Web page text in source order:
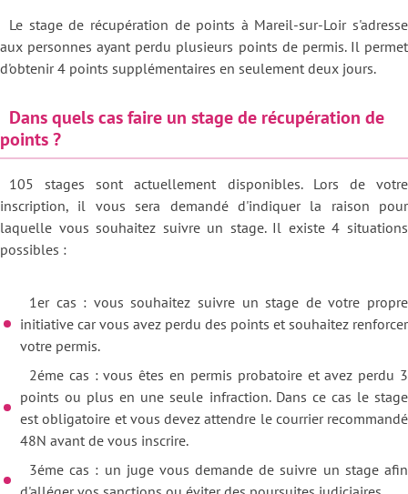
Le stage de récupération de points à Mareil-sur-Loir s'adresse
aux personnes ayant perdu plusieurs points de permis. Il permet
d'obtenir 4 points supplémentaires en seulement deux jours.
Dans quels cas faire un stage de récupération de
points ?
105 stages sont actuellement disponibles. Lors de votre
inscription, il vous sera demandé d'indiquer la raison pour
laquelle vous souhaitez suivre un stage. Il existe 4 situations
possibles :
1er cas : vous souhaitez suivre un stage de votre propre
initiative car vous avez perdu des points et souhaitez renforcer
votre permis.
2éme cas : vous êtes en permis probatoire et avez perdu 3
points ou plus en une seule infraction. Dans ce cas le stage
est obligatoire et vous devez attendre le courrier recommandé
48N avant de vous inscrire.
3éme cas : un juge vous demande de suivre un stage afin